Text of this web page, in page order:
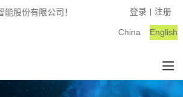
股份有限公司！ 登录 注册
English
China